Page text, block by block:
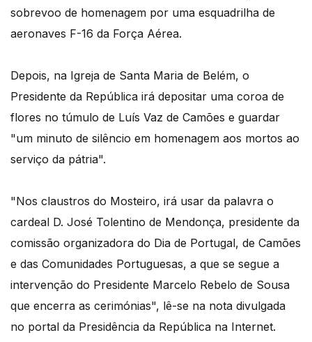
sobrevoo de homenagem por uma esquadrilha de
aeronaves F-16 da Força Aérea.
Depois, na Igreja de Santa Maria de Belém, o
Presidente da República irá depositar uma coroa de
flores no túmulo de Luís Vaz de Camões e guardar
"um minuto de silêncio em homenagem aos mortos ao
serviço da pátria".
"Nos claustros do Mosteiro, irá usar da palavra o
cardeal D. José Tolentino de Mendonça, presidente da
comissão organizadora do Dia de Portugal, de Camões
e das Comunidades Portuguesas, a que se segue a
intervenção do Presidente Marcelo Rebelo de Sousa
que encerra as cerimónias", lê-se na nota divulgada
no portal da Presidência da República na Internet.